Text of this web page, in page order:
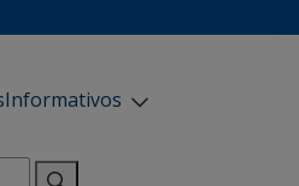
Informativos